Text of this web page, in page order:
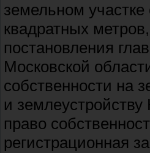
земельном
квадратных
постановления
Московской
собственности на
и
право
регистрационная